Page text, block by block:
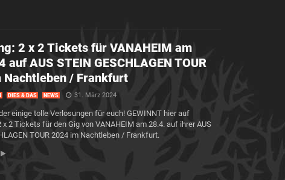
2 x 2 Tickets für VANAHEIM am
auf AUS STEIN GESCHLAGEN TOUR
Nachtleben / Frankfurt
DIES & DAS NEWS 31. März 2024
einige tolle Verlosungen für euch! GEWINNT hier auf
x 2 Tickets für den Gig von VANAHEIM am 28.4. auf ihrer AUS
TOUR 2024 im Nachtleben / Frankfurt.